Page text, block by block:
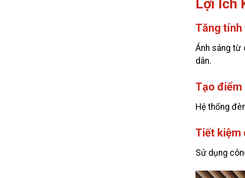
Lợi Ích
Tăng tính
Ánh sáng từ
dân.
Tạo điểm
Hệ thống
Tiết kiệm
Sử dụng